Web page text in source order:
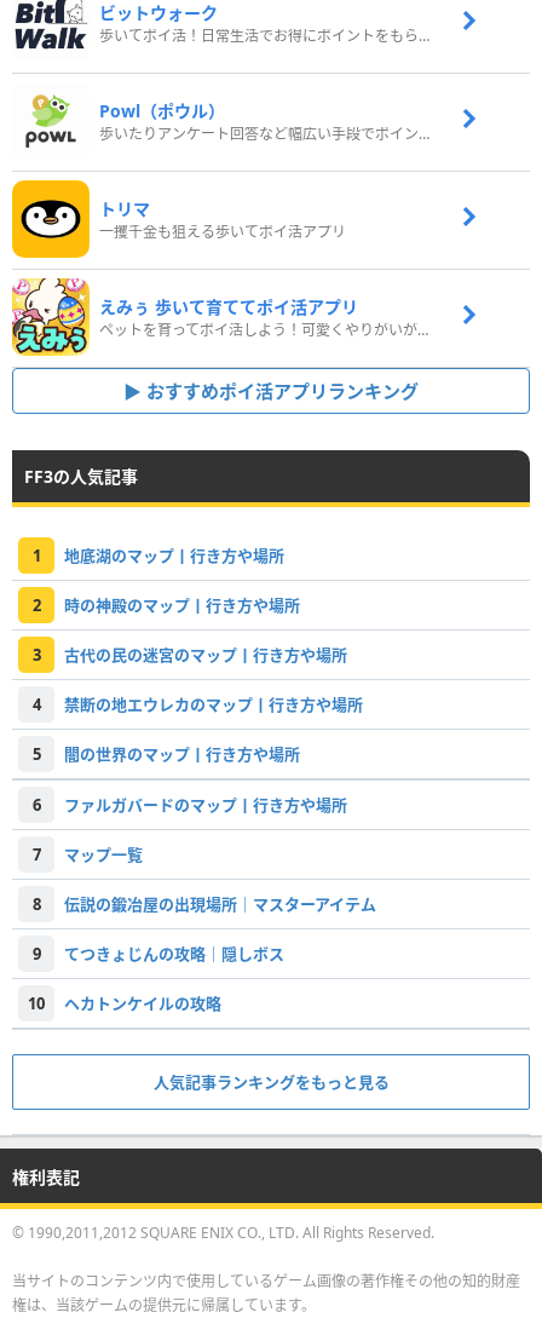
ビットウォーク
歩いてポイ活！日常生活でお得にポイントをもらおう
Powl（ポウル）
歩いたりアンケート回答など幅広い手段でポイントをゲット
トリマ
一攫千金も狙える歩いてポイ活アプリ
えみぅ 歩いて育ててポイ活アプリ
ペットを育ってポイ活しよう！可愛くやりがいがある新感覚アプリ
おすすめポイ活アプリランキング
FF3の人気記事
1 地底湖のマップ丨行き方や場所
2 時の神殿のマップ丨行き方や場所
3 古代の民の迷宮のマップ丨行き方や場所
4 禁断の地エウレカのマップ丨行き方や場所
5 闇の世界のマップ丨行き方や場所
6 ファルガバードのマップ丨行き方や場所
7 マップ一覧
8 伝説の鍛冶屋の出現場所｜マスターアイテム
9 てつきょじんの攻略｜隠しボス
10 ヘカトンケイルの攻略
人気記事ランキングをもっと見る
権利表記
© 1990,2011,2012 SQUARE ENIX CO., LTD. All Rights Reserved.
当サイトのコンテンツ内で使用しているゲーム画像の著作権その他の知的財産
権は、当該ゲームの提供元に帰属しています。